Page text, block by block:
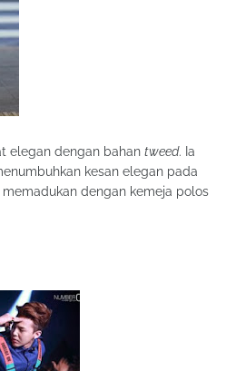
elegan dengan bahan tweed. Ia
kesan elegan pada
memadukan dengan kemeja polos